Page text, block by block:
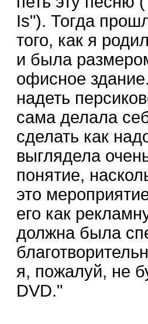
Is"). Тогда
того, как я
и была
офисное
надеть
сама делала
сделать как
выглядела
понятие,
это
его как
должна была
я, пожалуй, не
DVD."